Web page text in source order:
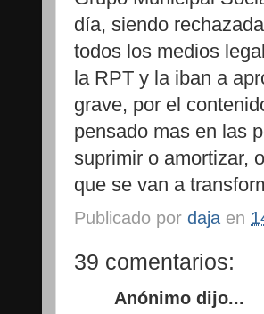
día, siendo
todos los medios
la RPT y la iban a
grave, por el
pensado mas en las
suprimir o amortizar,
que se van a
Publicado por daja en
39 comentarios:
Anónimo dijo...